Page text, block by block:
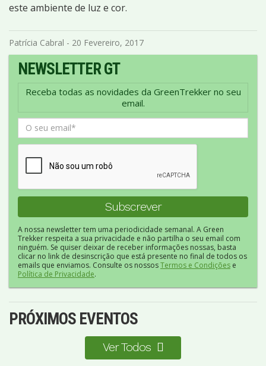
este ambiente de luz e cor.
Patrícia Cabral - 20 Fevereiro, 2017
NEWSLETTER GT
Receba todas as novidades da GreenTrekker no seu
email.
A nossa newsletter tem uma periodicidade semanal. A Green
Trekker respeita a sua privacidade e não partilha o seu email com
ninguém. Se quiser deixar de receber informações nossas, basta
clicar no link de desinscrição que está presente no final de todos os
emails que enviamos. Consulte os nossosTermos e Condições e
Política de Privacidade.
PRÓXIMOS EVENTOS
Ver Todos